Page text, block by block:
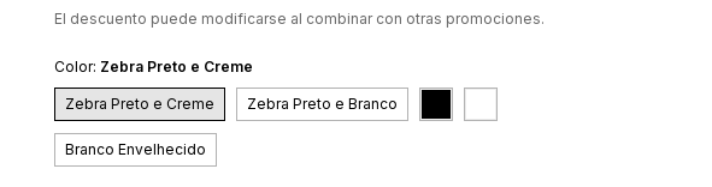
El descuento puede modificarse al combinar con otras promociones.
Color: Zebra Preto e Creme
Zebra Preto e Creme Zebra Preto e Branco
Branco Envelhecido